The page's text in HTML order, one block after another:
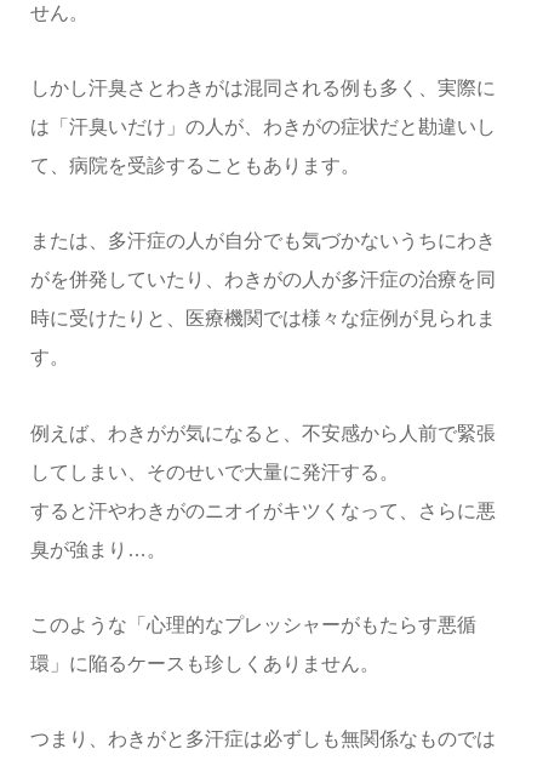
せん。
しかし汗臭さとわきがは混同される例も多く、実際に
は「汗臭いだけ」の人が、わきがの症状だと勘違いし
て、病院を受診することもあります。
または、多汗症の人が自分でも気づかないうちにわき
がを併発していたり、わきがの人が多汗症の治療を同
時に受けたりと、医療機関では様々な症例が見られま
す。
例えば、わきがが気になると、不安感から人前で緊張
してしまい、そのせいで大量に発汗する。
すると汗やわきがのニオイがキツくなって、さらに悪
臭が強まり…。
このような「心理的なプレッシャーがもたらす悪循
環」に陥るケースも珍しくありません。
つまり、わきがと多汗症は必ずしも無関係なものでは